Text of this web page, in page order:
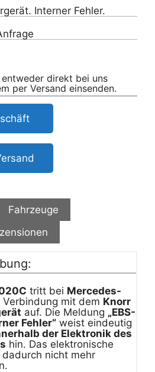
Interner Fehler.
direkt bei uns
per Versand einsenden.
Fahrzeuge
tritt bei Mercedes-
mit dem Knorr
auf. Die Meldung „EBS-
Fehler“ weist eindeutig
der Elektronik des
hin. Das elektronische
nicht mehr